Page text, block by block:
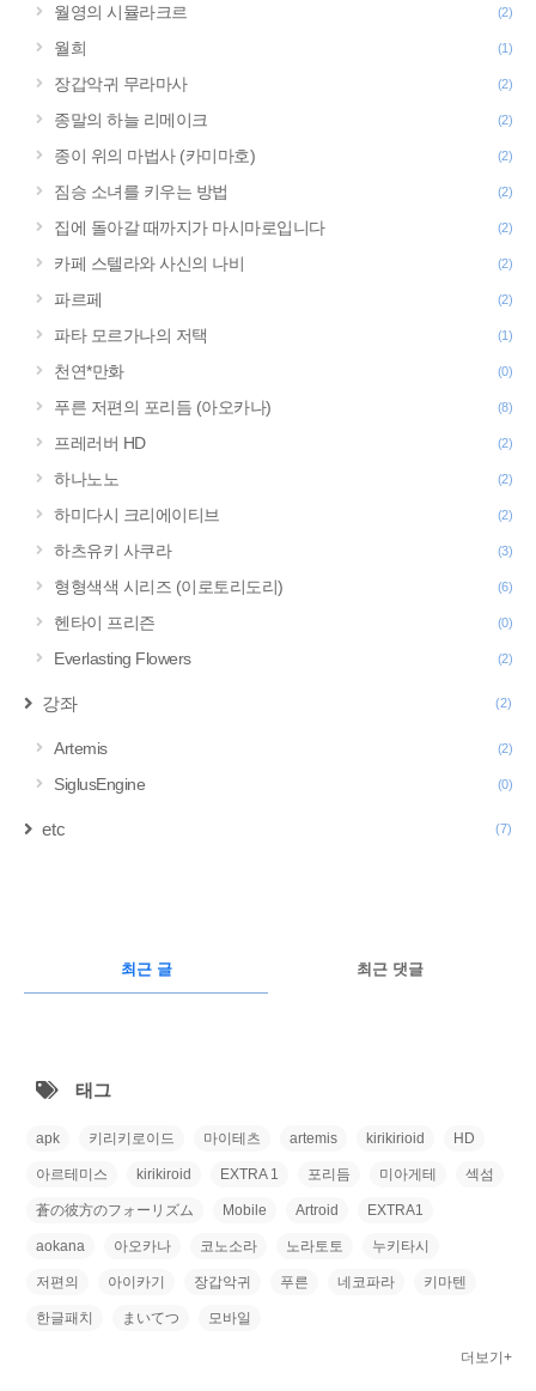
월영의 시뮬라크르 (2)
월희 (1)
장갑악귀 무라마사 (2)
종말의 하늘 리메이크 (2)
종이 위의 마법사 (카미마호) (2)
짐승 소녀를 키우는 방법 (2)
집에 돌아갈 때까지가 마시마로입니다 (2)
카페 스텔라와 사신의 나비 (2)
파르페 (2)
파타 모르가나의 저택 (1)
천연*만화 (0)
푸른 저편의 포리듬 (아오카나) (8)
프레러버 HD (2)
하나노노 (2)
하미다시 크리에이티브 (2)
하츠유키 사쿠라 (3)
형형색색 시리즈 (이로토리도리) (6)
헨타이 프리즌 (0)
Everlasting Flowers (2)
강좌 (2)
Artemis (2)
SiglusEngine (0)
etc (7)
최근 글 최근 댓글
글
태그
apk 키리키로이드 마이테츠 artemis kirikirioid HD
아르테미스 kirikiroid EXTRA 1 포리듬 미아게테 섹섬
蒼の彼方のフォーリズム Mobile Artroid EXTRA1
aokana 아오카나 코노소라 노라토토 누키타시
저편의 아이카기 장갑악귀 푸른 네코파라 키마텐
한글패치 まいてつ 모바일
더보기+